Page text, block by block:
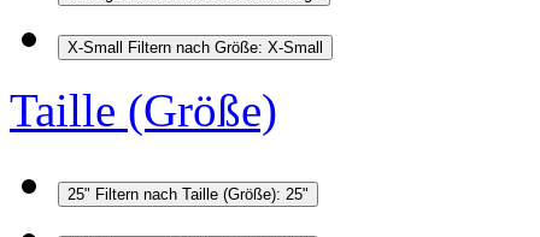
X-Small Filtern nach Größe: X-Small
Taille (Größe)
25" Filtern nach Taille (Größe): 25"